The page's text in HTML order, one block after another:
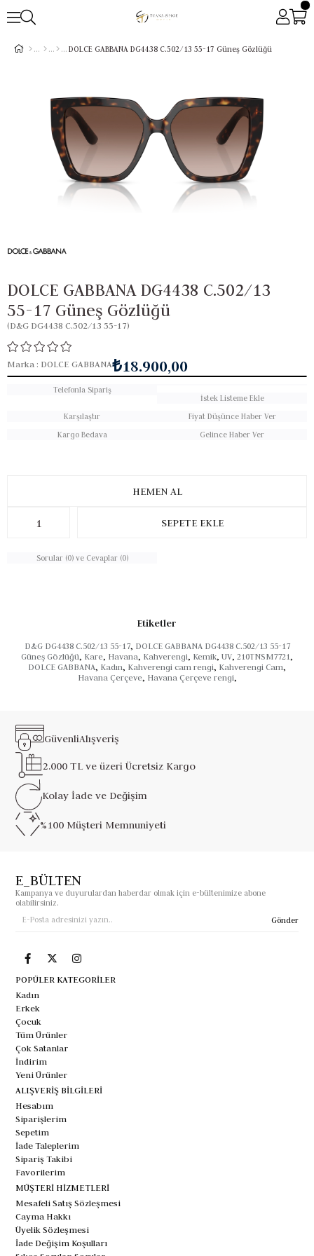
DOLCE GABBANA DG4438 C.502/13 55-17 Güneş Gözlüğü
DOLCE GABBANA DG4438 C.502/13
55-17 Güneş Gözlüğü
(D&G DG4438 C.502/13 55-17)
Marka : DOLCE GABBANA₺18.900,00
Telefonla Sipariş
İstek Listeme Ekle
Karşılaştır
Fiyat Düşünce Haber Ver
Kargo Bedava
Gelince Haber Ver
Sorular (0) ve Cevaplar (0)
Etiketler
D&G DG4438 C.502/13 55-17, DOLCE GABBANA DG4438 C.502/13 55-17
Güneş Gözlüğü, Kare, Havana, Kahverengi, Kemik, UV, 210TNSM7721,
DOLCE GABBANA, Kadın, Kahverengi cam rengi, Kahverengi Cam,
Havana Çerçeve, Havana Çerçeve rengi,
GüvenliAlışveriş
2.000 TL ve üzeriÜcretsiz Kargo
Kolay İade ve Değişim
%100 Müşteri Memnuniyeti
E_BÜLTEN
Kampanya ve duyurulardan haberdar olmak için e-bültenimize abone
olabilirsiniz.
Gönder
POPÜLER KATEGORİLER
Kadın
Erkek
Çocuk
Tüm Ürünler
Çok Satanlar
İndirim
Yeni Ürünler
ALIŞVERİŞ BİLGİLERİ
Hesabım
Siparişlerim
Sepetim
İade Taleplerim
Sipariş Takibi
Favorilerim
MÜŞTERİ HİZMETLERİ
Mesafeli Satış Sözleşmesi
Cayma Hakkı
Üyelik Sözleşmesi
İade Değişim Koşulları